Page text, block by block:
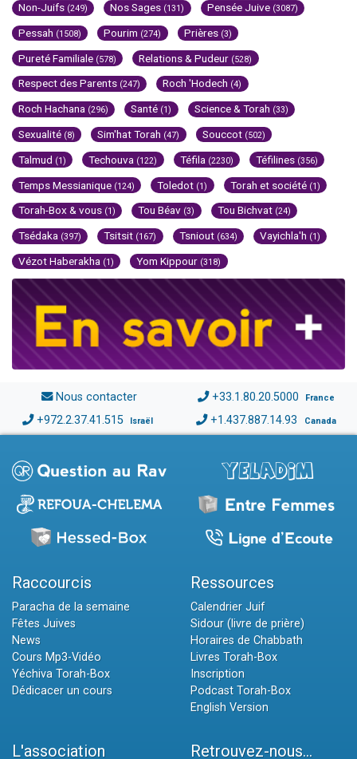
Non-Juifs (249) Nos Sages (131) Pensée Juive (3087)
Pessah (1508) Pourim (274) Prières (3)
Pureté Familiale (578) Relations & Pudeur (528)
Respect des Parents (247) Roch 'Hodech (4)
Roch Hachana (296) Santé (1) Science & Torah (33)
Sexualité (8) Sim'hat Torah (47) Souccot (502)
Talmud (1) Techouva (122) Téfila (2230) Téfilines (356)
Temps Messianique (124) Toledot (1) Torah et société (1)
Torah-Box & vous (1) Tou Béav (3) Tou Bichvat (24)
Tsédaka (397) Tsitsit (167) Tsniout (634) Vayichla'h (1)
Vézot Haberakha (1) Yom Kippour (318)
Nous contacter +33.1.80.20.5000 France
+972.2.37.41.515 Israël +1.437.887.14.93 Canada
Raccourcis
Paracha de la semaine
Fêtes Juives
News
Cours Mp3-Vidéo
Yéchiva Torah-Box
Dédicacer un cours
Ressources
Calendrier Juif
Sidour (livre de prière)
Horaires de Chabbath
Livres Torah-Box
Inscription
Podcast Torah-Box
English Version
L'association Retrouvez-nous...